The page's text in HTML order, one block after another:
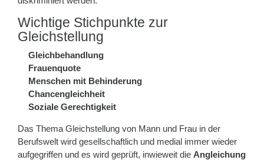
Wichtige Stichpunkte zur
Gleichstellung
Gleichbehandlung
Frauenquote
Menschen mit Behinderung
Chancengleichheit
Soziale Gerechtigkeit
Das Thema Gleichstellung von Mann und Frau in der
Berufswelt wird gesellschaftlich und medial immer wieder
aufgegriffen und es wird geprüft, inwieweit die Angleichung